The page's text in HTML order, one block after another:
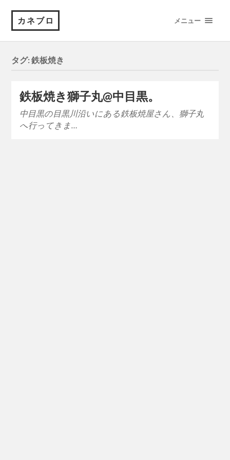
カネブロ メニュー
タグ:鉄板焼き
鉄板焼き獅子丸@中目黒。
中目黒の目黒川沿いにある鉄板焼屋さん、獅子丸
へ行ってきま…